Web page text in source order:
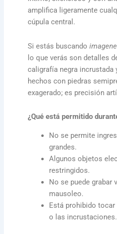
amplifica ligeramente
cúpula central.
Si estás buscando
lo que verás son detalles
caligrafía negra incrustada
hechos con piedras
exagerado; es precisión
¿Qué está permitido
No se permite
grandes.
Algunos objetos
restringidos.
No se puede grabar
mausoleo.
Está prohibido
o las incrustaciones.